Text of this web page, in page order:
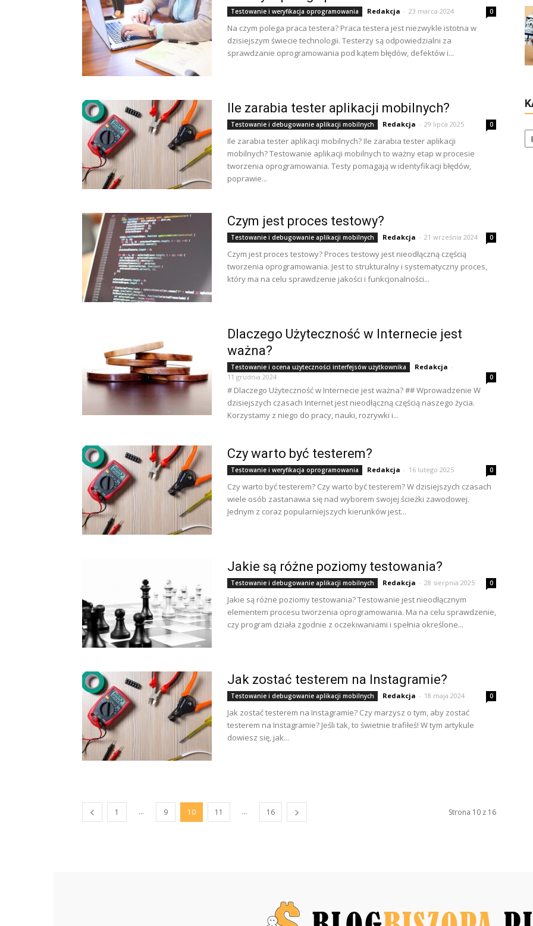
Testowanie i weryfikacja oprogramowania Redakcja - 23 marca 2024 0
Na czym polega praca testera? Praca testera jest niezwykle istotna w
dzisiejszym świecie technologii. Testerzy są odpowiedzialni za
sprawdzanie oprogramowania pod kątem błędów, defektów i...
Ile zarabia tester aplikacji mobilnych?
Testowanie i debugowanie aplikacji mobilnych Redakcja - 29 lipca 2025 0
Ile zarabia tester aplikacji mobilnych? Ile zarabia tester aplikacji
mobilnych? Testowanie aplikacji mobilnych to ważny etap w procesie
tworzenia oprogramowania. Testy pomagają w identyfikacji błędów,
poprawie...
Czym jest proces testowy?
Testowanie i debugowanie aplikacji mobilnych Redakcja - 21 września 2024 0
Czym jest proces testowy? Proces testowy jest nieodłączną częścią
tworzenia oprogramowania. Jest to strukturalny i systematyczny proces,
który ma na celu sprawdzenie jakości i funkcjonalności...
Dlaczego Użyteczność w Internecie jest
ważna?
Testowanie i ocena użyteczności interfejsów użytkownika Redakcja -
11 grudnia 2024
0
# Dlaczego Użyteczność w Internecie jest ważna? ## Wprowadzenie W
dzisiejszych czasach Internet jest nieodłączną częścią naszego życia.
Korzystamy z niego do pracy, nauki, rozrywki i...
Czy warto być testerem?
Testowanie i weryfikacja oprogramowania Redakcja - 16 lutego 2025 0
Czy warto być testerem? Czy warto być testerem? W dzisiejszych czasach
wiele osób zastanawia się nad wyborem swojej ścieżki zawodowej.
Jednym z coraz popularniejszych kierunków jest...
Jakie są różne poziomy testowania?
Testowanie i debugowanie aplikacji mobilnych Redakcja - 28 sierpnia 2025 0
Jakie są różne poziomy testowania? Testowanie jest nieodłącznym
elementem procesu tworzenia oprogramowania. Ma na celu sprawdzenie,
czy program działa zgodnie z oczekiwaniami i spełnia określone...
Jak zostać testerem na Instagramie?
Testowanie i debugowanie aplikacji mobilnych Redakcja - 18 maja 2024 0
Jak zostać testerem na Instagramie? Czy marzysz o tym, aby zostać
testerem na Instagramie? Jeśli tak, to świetnie trafiłeś! W tym artykule
dowiesz się, jak...
1 ... 9 10 11 ... 16 Strona 10 z 16